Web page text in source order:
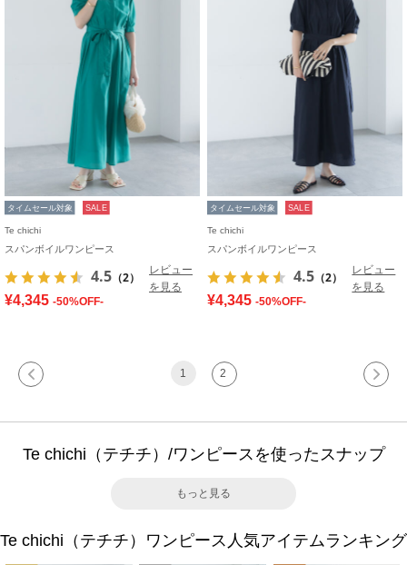
タイムセール対象 SALE
Te chichi
スパンボイルワンピース
4.5 （2）
レビュー
を見る
¥4,345 -50%OFF-
タイムセール対象 SALE
Te chichi
スパンボイルワンピース
4.5 （2）
レビュー
を見る
¥4,345 -50%OFF-
1 2
Te chichi（テチチ）/ワンピースを使ったスナップ
もっと見る
Te chichi（テチチ）ワンピース人気アイテムランキング